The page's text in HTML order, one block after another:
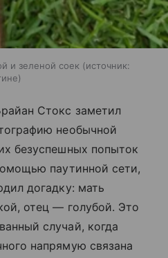
и зеленой соек
источник:
Стокс заметил
необычной
безуспешных попыток
паутинной сети,
догадку: мать
отец — голубой. Это
случай, когда
напрямую связана